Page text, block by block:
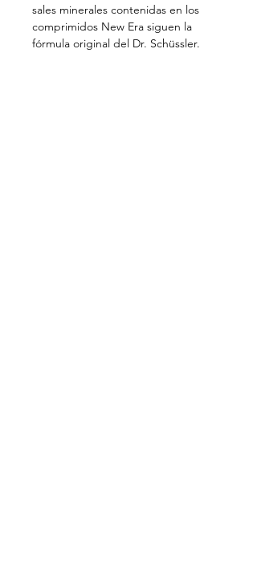
sales minerales contenidas en los
comprimidos New Era siguen la
fórmula original del Dr. Schüssler.